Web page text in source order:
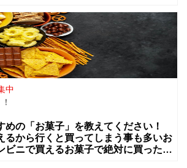
コンビニ弁当、総菜やサラダ
中
めの「お菓子」を教えてください！
るから行くと買ってしまう事も多いお
ビニで買えるお菓子で絶対に買った方